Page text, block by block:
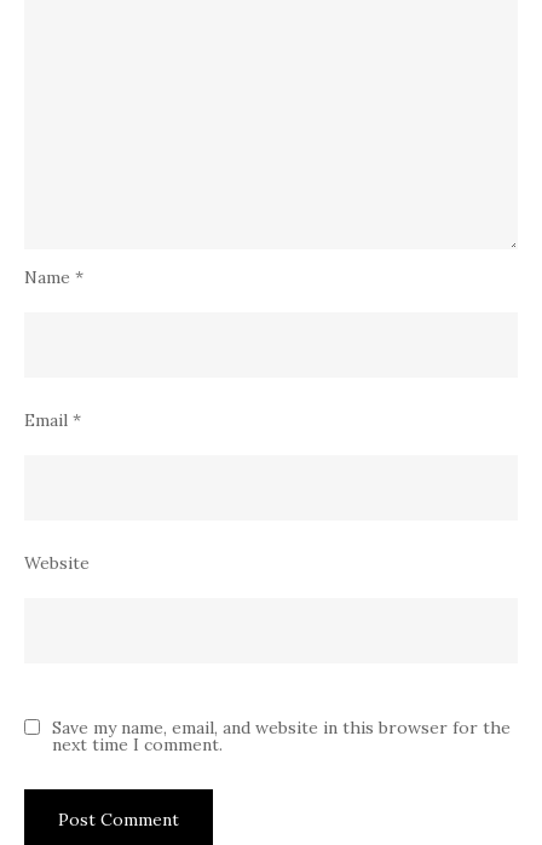
Name *
Email *
Website
Save my name, email, and website in this browser for the
next time I comment.